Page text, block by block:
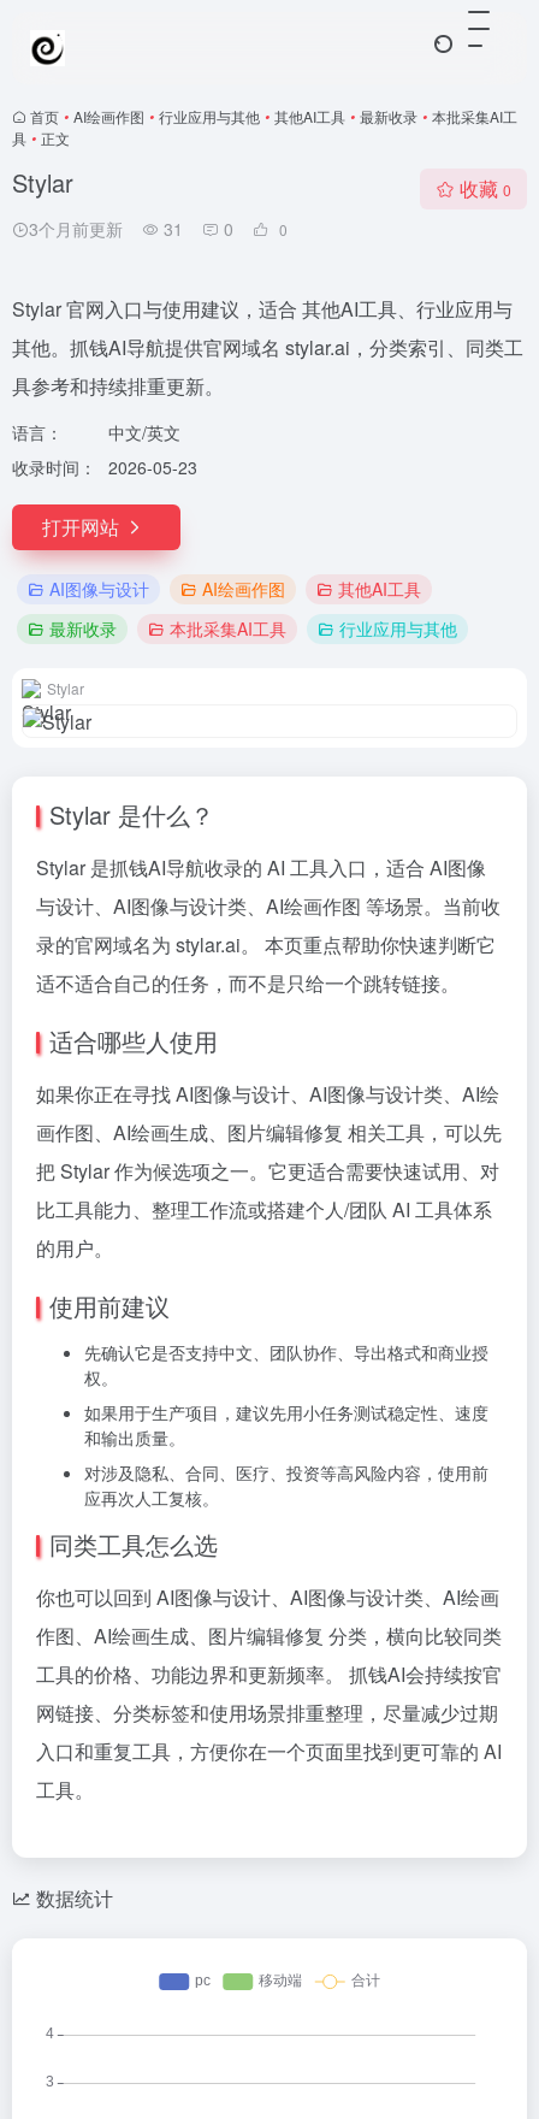
首页 • AI绘画作图 • 行业应用与其他 • 其他AI工具 • 最新收录 • 本批采集AI工
具 • 正文
Stylar
3个月前更新 31 0 0
收藏 0
Stylar 官网入口与使用建议，适合 其他AI工具、行业应用与
其他。抓钱AI导航提供官网域名 stylar.ai，分类索引、同类工
具参考和持续排重更新。
语言：
中文/英文
收录时间：
2026-05-23
打开网站
AI图像与设计 AI绘画作图
其他AI工具
最新收录
本批采集AI工具 行业应用与其他
Stylar
Stylar 是什么？
Stylar 是抓钱AI导航收录的 AI 工具入口，适合 AI图像
与设计、AI图像与设计类、AI绘画作图 等场景。当前收
录的官网域名为 stylar.ai。 本页重点帮助你快速判断它
适不适合自己的任务，而不是只给一个跳转链接。
适合哪些人使用
如果你正在寻找 AI图像与设计、AI图像与设计类、AI绘
画作图、AI绘画生成、图片编辑修复 相关工具，可以先
把 Stylar 作为候选项之一。它更适合需要快速试用、对
比工具能力、整理工作流或搭建个人/团队 AI 工具体系
的用户。
使用前建议
先确认它是否支持中文、团队协作、导出格式和商业授
权。
如果用于生产项目，建议先用小任务测试稳定性、速度
和输出质量。
对涉及隐私、合同、医疗、投资等高风险内容，使用前
应再次人工复核。
同类工具怎么选
你也可以回到 AI图像与设计、AI图像与设计类、AI绘画
作图、AI绘画生成、图片编辑修复 分类，横向比较同类
工具的价格、功能边界和更新频率。 抓钱AI会持续按官
网链接、分类标签和使用场景排重整理，尽量减少过期
入口和重复工具，方便你在一个页面里找到更可靠的 AI
工具。
数据统计